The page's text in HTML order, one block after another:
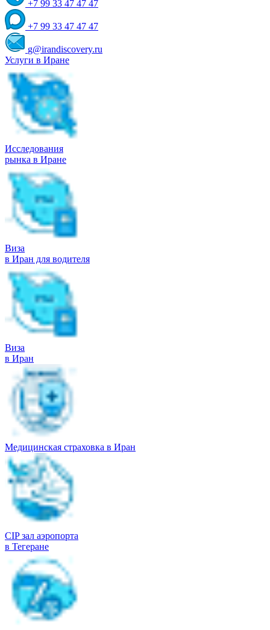
+7 99 33 47 47 47
+7 99 33 47 47 47
g@irandiscovery.ru
Услуги в Иране
Исследования
рынка в Иране
Виза
в Иран для водителя
Виза
в Иран
Медицинская страховка в Иран
CIP зал аэропорта
в Тегеране